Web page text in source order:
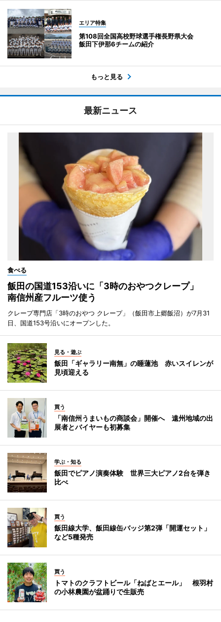
エリア特集
第108回全国高校野球選手権長野県大会
飯田下伊那6チームの紹介
もっと見る
最新ニュース
食べる
飯田の国道153沿いに「3時のおやつクレープ」
南信州産フルーツ使う
クレープ専門店「3時のおやつ クレープ」（飯田市上郷飯沼）が7月31
日、国道153号沿いにオープンした。
見る・遊ぶ
飯田「ギャラリー南無」の睡蓮池 赤いスイレンが
見頃迎える
買う
「南信州うまいもの商談会」開催へ 遠州地域の出
展者とバイヤーも初募集
学ぶ・知る
飯田でピアノ演奏体験 世界三大ピアノ2台を弾き
比べ
買う
飯田線大学、飯田線缶バッジ第2弾「開運セット」
など5種発売
買う
トマトのクラフトビール「ねばとエール」 根羽村
の小林農園が盆踊りで生販売